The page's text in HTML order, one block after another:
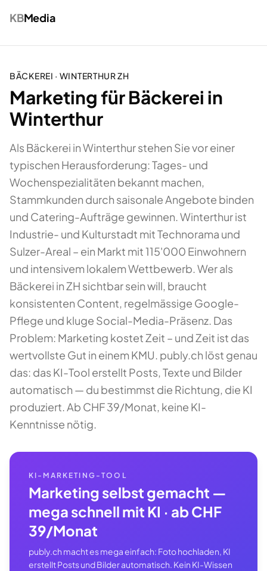
KBMedia
BÄCKEREI · WINTERTHURZH
Marketing für Bäckerei in
Winterthur
Als Bäckerei in Winterthur stehen Sie vor einer
typischen Herausforderung: Tages- und
Wochenspezialitäten bekannt machen,
Stammkunden durch saisonale Angebote binden
und Catering-Aufträge gewinnen. Winterthur ist
Industrie- und Kulturstadt mit Technorama und
Sulzer-Areal – ein Markt mit 115'000 Einwohnern
und intensivem lokalem Wettbewerb. Wer als
Bäckerei in ZH sichtbar sein will, braucht
konsistenten Content, regelmässige Google-
Pflege und kluge Social-Media-Präsenz. Das
Problem: Marketing kostet Zeit – und Zeit ist das
wertvollste Gut in einem KMU. publy.ch löst genau
das: das KI-Tool erstellt Posts, Texte und Bilder
automatisch — du bestimmst die Richtung, die KI
produziert. Ab CHF 39/Monat, keine KI-
Kenntnisse nötig.
KI-MARKETING-TOOL
Marketing selbst gemacht —
mega schnell mit KI · ab CHF
39/Monat
publy.ch macht es mega einfach: Foto hochladen, KI
erstellt Posts und Bilder automatisch. Kein KI-Wissen